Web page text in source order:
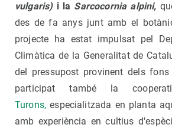
vulgaris)i la Sarcocornia alpini,
des de fa anys junt amb el
projecte ha estat impulsat pel
Climàtica de la Generalitat de
del pressupost provinent dels fons
participat també la
Turons, especialitzada en planta
amb experiència en cultius